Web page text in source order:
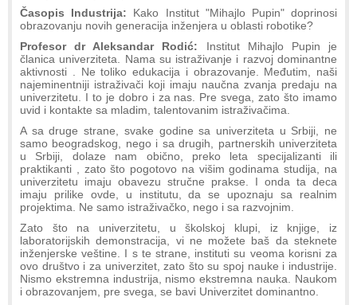
Časopis Industrija: Kako Institut "Mihajlo Pupin" doprinosi
obrazovanju novih generacija inženjera u oblasti robotike?
Profesor dr Aleksandar Rodić: Institut Mihajlo Pupin je
članica univerziteta. Nama su istraživanje i razvoj dominantne
aktivnosti . Ne toliko edukacija i obrazovanje. Međutim, naši
najeminentniji istraživači koji imaju naučna zvanja predaju na
univerzitetu. I to je dobro i za nas. Pre svega, zato što imamo
uvid i kontakte sa mladim, talentovanim istraživačima.
A sa druge strane, svake godine sa univerziteta u Srbiji, ne
samo beogradskog, nego i sa drugih, partnerskih univerziteta
u Srbiji, dolaze nam obično, preko leta specijalizanti ili
praktikanti , zato što pogotovo na višim godinama studija, na
univerzitetu imaju obavezu stručne prakse. I onda ta deca
imaju prilike ovde, u institutu, da se upoznaju sa realnim
projektima. Ne samo istraživačko, nego i sa razvojnim.
Zato što na univerzitetu, u školskoj klupi, iz knjige, iz
laboratorijskih demonstracija, vi ne možete baš da steknete
inženjerske veštine. I s te strane, instituti su veoma korisni za
ovo društvo i za univerzitet, zato što su spoj nauke i industrije.
Nismo ekstremna industrija, nismo ekstremna nauka. Naukom
i obrazovanjem, pre svega, se bavi Univerzitet dominantno.